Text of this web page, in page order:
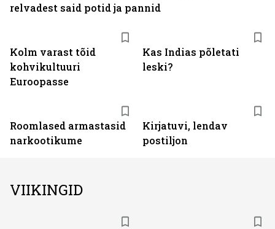
Kolm varast tõid
kohvikultuuri
Euroopasse
Kas Indias põletati
leski?
Roomlased armastasid
narkootikume
Kirjatuvi, lendav
postiljon
relvadest said potid ja pannid
VIIKINGID